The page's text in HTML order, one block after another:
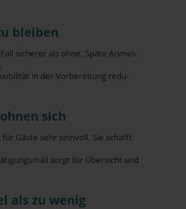
bleiben
siche­rer als ohne. Spä­te Anmel­
in der Vor­be­rei­tung redu­
sich
Gäs­te sehr sinn­voll. Sie schafft
sorgt für Über­sicht und
als zu wenig